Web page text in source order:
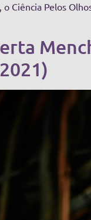
Ciência Pelos